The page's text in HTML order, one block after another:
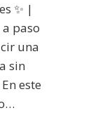
✨ |
paso
una
sin
este